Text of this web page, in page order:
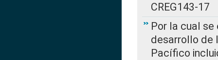
CREG143-17
Por la cual
desarrollo de
Pacífico